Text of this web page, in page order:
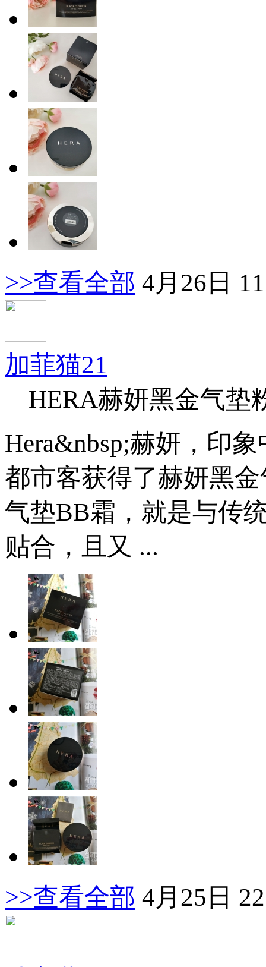
>>查看全部 4月26日
加菲猫21
HERA赫妍黑金气垫
Hera&nbsp;赫妍，印
都市客获得了赫妍黑
气垫BB霜，就是与传
贴合，且又 ...
>>查看全部 4月25日